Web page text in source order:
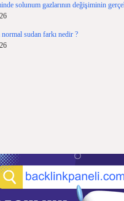
solunum gazlarının değişiminin
sudan farkı nedir ?